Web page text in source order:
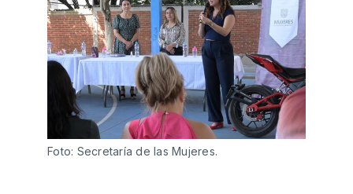
Foto: Secretaría de las Mujeres.